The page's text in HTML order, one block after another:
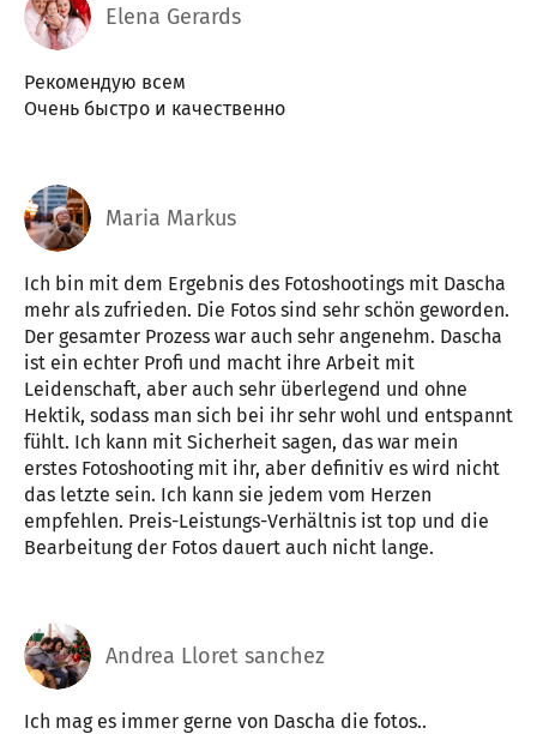
Elena Gerards
Рекомендую всем
Очень быстро и качественно
Maria Markus
Ich bin mit dem Ergebnis des Fotoshootings mit Dascha
mehr als zufrieden. Die Fotos sind sehr schön geworden.
Der gesamter Prozess war auch sehr angenehm. Dascha
ist ein echter Profi und macht ihre Arbeit mit
Leidenschaft, aber auch sehr überlegend und ohne
Hektik, sodass man sich bei ihr sehr wohl und entspannt
fühlt. Ich kann mit Sicherheit sagen, das war mein
erstes Fotoshooting mit ihr, aber definitiv es wird nicht
das letzte sein. Ich kann sie jedem vom Herzen
empfehlen. Preis-Leistungs-Verhältnis ist top und die
Bearbeitung der Fotos dauert auch nicht lange.
Andrea Lloret sanchez
Ich mag es immer gerne von Dascha die fotos..